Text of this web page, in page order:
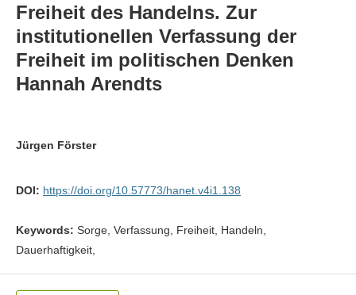
Freiheit des Handelns. Zur
institutionellen Verfassung der
Freiheit im politischen Denken
Hannah Arendts
Jürgen Förster
DOI: https://doi.org/10.57773/hanet.v4i1.138
Keywords: Sorge, Verfassung, Freiheit, Handeln,
Dauerhaftigkeit,